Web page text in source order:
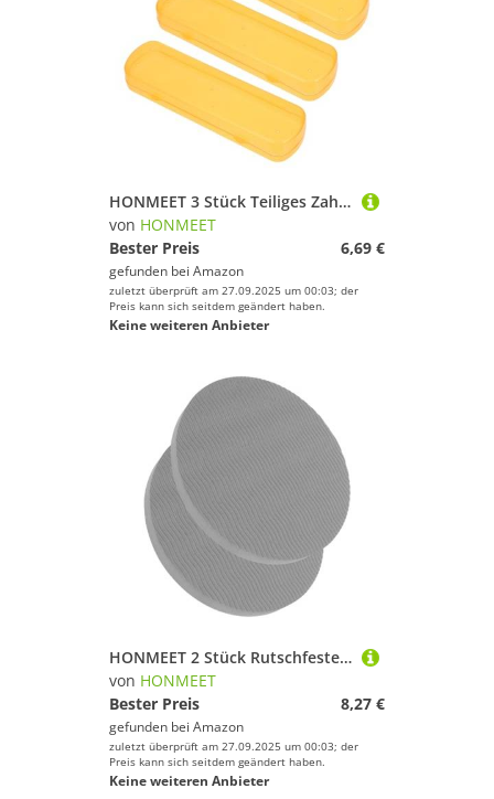
HONMEET 3 Stück Teiliges Zahnpasta Zahnbürsten PP Belüfteter Reisebehälter Praktischer Aufbewahrungsbox für Zuhause Camping und Unterwegs Kompakt und Leicht Schützt vor Keimbildung
von HONMEET
Bester Preis
6,69 €
gefunden bei Amazon
zuletzt überprüft am 27.09.2025 um 00:03; der
Preis kann sich seitdem geändert haben.
Keine weiteren Anbieter
HONMEET 2 Stück Rutschfeste Yoga Knieschützer aus dickem TPE Material stoßdämpfend und langlebig Komfortable Fitnessmatte für Gelenke und Handgelenke bei Pilates und Gymnastik
von HONMEET
Bester Preis
8,27 €
gefunden bei Amazon
zuletzt überprüft am 27.09.2025 um 00:03; der
Preis kann sich seitdem geändert haben.
Keine weiteren Anbieter